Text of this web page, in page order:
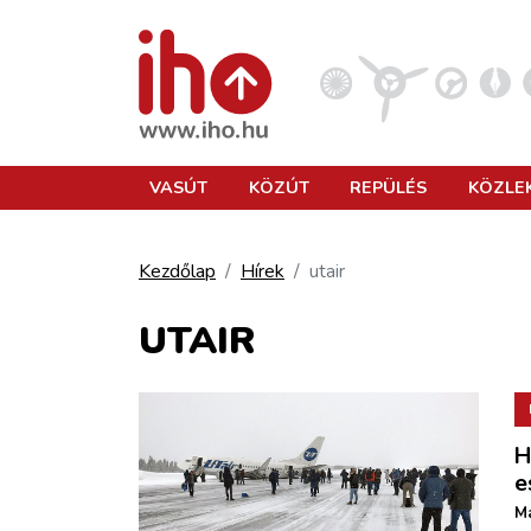
REPÜLÉS
KÖZLEKEDÉSFEJLESZTÉS
ELLÁTÁSI LÁNC
VASÚT KÖZÚT REPÜLÉS
Kezdőlap Hírek utair
UTAIR